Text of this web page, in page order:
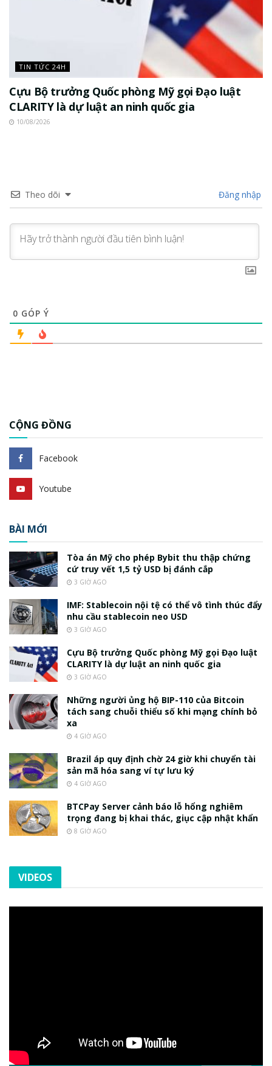
TIN TỨC 24H
Cựu Bộ trưởng Quốc phòng Mỹ gọi Đạo luật
CLARITY là dự luật an ninh quốc gia
10/08/2026
Theo dõi Đăng nhập
0 GÓP Ý
CỘNG ĐỒNG
Facebook
Youtube
BÀI MỚI
Tòa án Mỹ cho phép Bybit thu thập chứng
cứ truy vết 1,5 tỷ USD bị đánh cắp
3 GIỜ AGO
IMF: Stablecoin nội tệ có thể vô tình thúc đẩy
nhu cầu stablecoin neo USD
3 GIỜ AGO
Cựu Bộ trưởng Quốc phòng Mỹ gọi Đạo luật
CLARITY là dự luật an ninh quốc gia
3 GIỜ AGO
Những người ủng hộ BIP-110 của Bitcoin
tách sang chuỗi thiểu số khi mạng chính bỏ
xa
4 GIỜ AGO
Brazil áp quy định chờ 24 giờ khi chuyển tài
sản mã hóa sang ví tự lưu ký
4 GIỜ AGO
BTCPay Server cảnh báo lỗ hổng nghiêm
trọng đang bị khai thác, giục cập nhật khẩn
8 GIỜ AGO
VIDEOS